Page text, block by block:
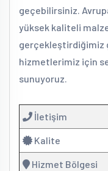
geçebilirsiniz.
yüksek kaliteli
gerçekleştirdiğimiz
hizmetlerimiz için
sunuyoruz.
İletişim
Kalite
Hizmet Bölgesi